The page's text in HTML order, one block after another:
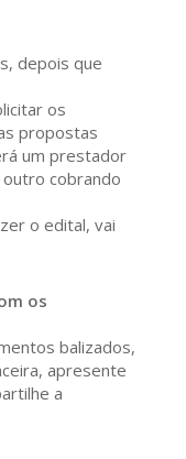
depois que
os
propostas
um prestador
cobrando
o edital, vai
os
balizados,
apresente
a